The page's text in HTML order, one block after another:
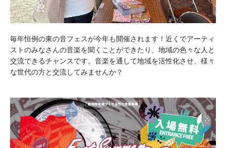
毎年恒例の東の音フェスが今年も開催されます！近くでアーティ
ストのみなさんの音楽を聞くことができたり、地域の色々な人と
交流できるチャンスです。音楽を通して地域を活性化させ、様々
な世代の方と交流してみませんか？